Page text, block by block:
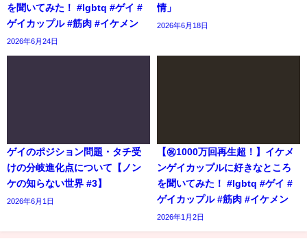
を聞いてみた！ #lgbtq #ゲイ #
ゲイカップル #筋肉 #イケメン
2026年6月24日
情」
2026年6月18日
ゲイのポジション問題・タチ受
けの分岐進化点について【ノン
ケの知らない世界 #3】
2026年6月1日
【㊗️1000万回再生超！】イケメ
ンゲイカップルに好きなところ
を聞いてみた！ #lgbtq #ゲイ #
ゲイカップル #筋肉 #イケメン
2026年1月2日